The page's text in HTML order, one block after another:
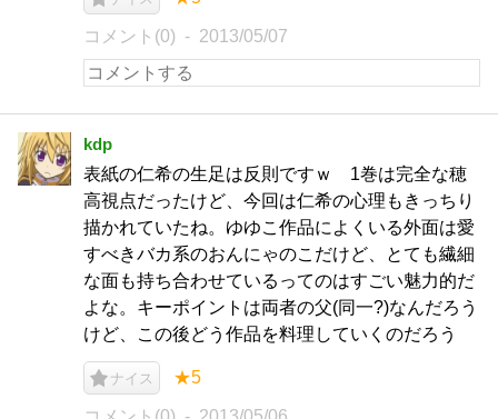
コメント(0) 2013/05/07
kdp
表紙の仁希の生足は反則ですｗ 1巻は完全な穂
高視点だったけど、今回は仁希の心理もきっちり
描かれていたね。ゆゆこ作品によくいる外面は愛
すべきバカ系のおんにゃのこだけど、とても繊細
な面も持ち合わせているってのはすごい魅力的だ
よな。キーポイントは両者の父(同一?)なんだろう
けど、この後どう作品を料理していくのだろう
ナイス ★5